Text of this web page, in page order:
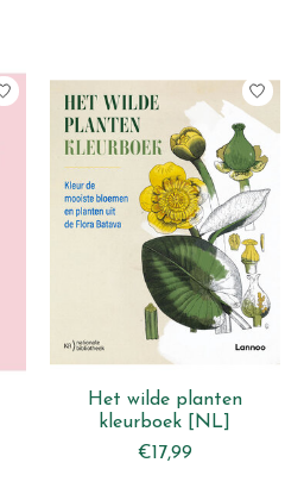
Het wilde planten
kleurboek [NL]
€17,99